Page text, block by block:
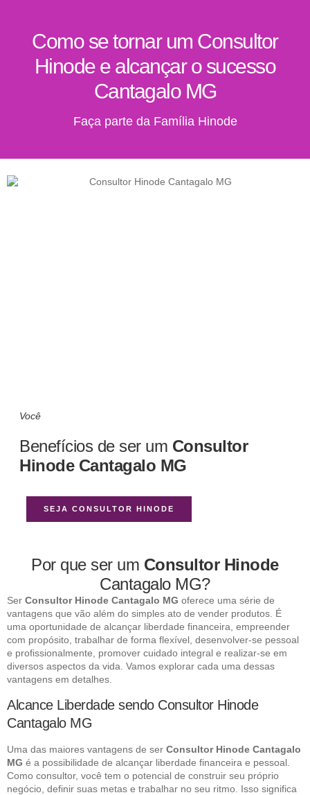
Como se tornar um Consultor
Hinode e alcançar o sucesso
Cantagalo MG
Faça parte da Família Hinode
Você
Benefícios de ser um Consultor
Hinode Cantagalo MG
SEJA CONSULTOR HINODE
Por que ser um Consultor Hinode
Cantagalo MG?
Ser Consultor Hinode Cantagalo MG oferece uma série de
vantagens que vão além do simples ato de vender produtos. É
uma oportunidade de alcançar liberdade financeira, empreender
com propósito, trabalhar de forma flexível, desenvolver-se pessoal
e profissionalmente, promover cuidado integral e realizar-se em
diversos aspectos da vida. Vamos explorar cada uma dessas
vantagens em detalhes.
Alcance Liberdade sendo Consultor Hinode
Cantagalo MG
Uma das maiores vantagens de ser Consultor Hinode Cantagalo
MG é a possibilidade de alcançar liberdade financeira e pessoal.
Como consultor, você tem o potencial de construir seu próprio
negócio, definir suas metas e trabalhar no seu ritmo. Isso significa